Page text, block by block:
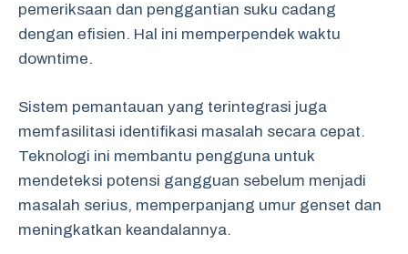
pemeriksaan dan penggantian suku cadang
dengan efisien. Hal ini memperpendek waktu
downtime.
Sistem pemantauan yang terintegrasi juga
memfasilitasi identifikasi masalah secara cepat.
Teknologi ini membantu pengguna untuk
mendeteksi potensi gangguan sebelum menjadi
masalah serius, memperpanjang umur genset dan
meningkatkan keandalannya.